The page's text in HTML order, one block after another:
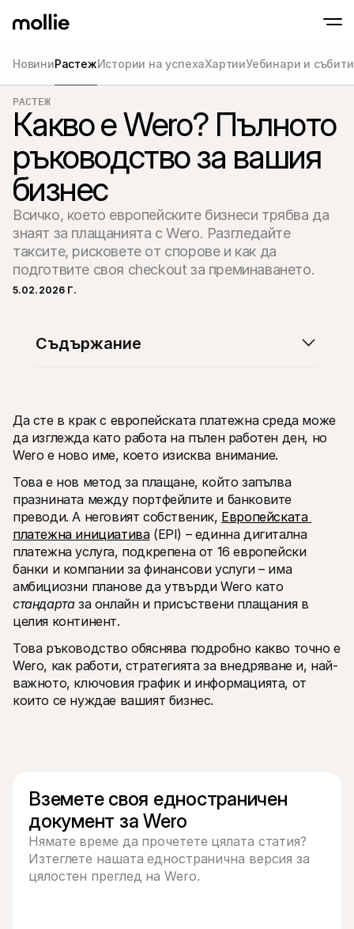
Tap to Pay на iPhone
Приемайте безконтактни плащания
Научете повече
Приемайте и
онлайн плащания
Приемайте
терминали и
оптимизиран за
Повтарящи се
Събиране на
абонаментни
Приемане и риск
Предотвратете
агенции
Технически ресурси
Открийте ресурси за разработчици и актуализации
Библиотеки
Интегрирайте Mollie с готови библиотеки
Discord общност
Присъединете се към нашата общност за разработчици
За Mollie
Цени
Вижте нашите цени
За нас
Научете повече за нашата
история и ценности
Прочетете последните новини от
Mollie
Кариери
Елате да работите при нас –
наемаме!
Открийте как можем да помогнем на вашия бизнес
НовиниРастежИстории на успехаХартииУебинари и
РАСТЕЖ
Какво е Wero? Пълното
ръководство за вашия
бизнес
Всичко, което европейските бизнеси трябва да
знаят за плащанията с Wero. Разгледайте
таксите, рисковете от спорове и как да
подготвите своя checkout за преминаването.
5.02.2026 Г.
Да сте в крак с европейската платежна среда може
да изглежда като работа на пълен работен ден, но
Wero е ново име, което изисква внимание.
Това е нов метод за плащане, който запълва
празнината между портфейлите и банковите
преводи. А неговият собственик, Европейската
платежна инициатива (EPI) – единна дигитална
платежна услуга, подкрепена от 16 европейски
банки и компании за финансови услуги – има
стандарта за онлайн и присъствени плащания в
целия континент.
Това ръководство обяснява подробно какво точно е
Wero, как работи, стратегията за внедряване и, най-
важното, ключовия график и информацията, от
които се нуждае вашият бизнес.
Вземете своя едностраничен
документ за Wero
Нямате време да прочетете цялата статия?
Изтеглете нашата едностранична версия за
цялостен преглед на Wero.
Съдържание